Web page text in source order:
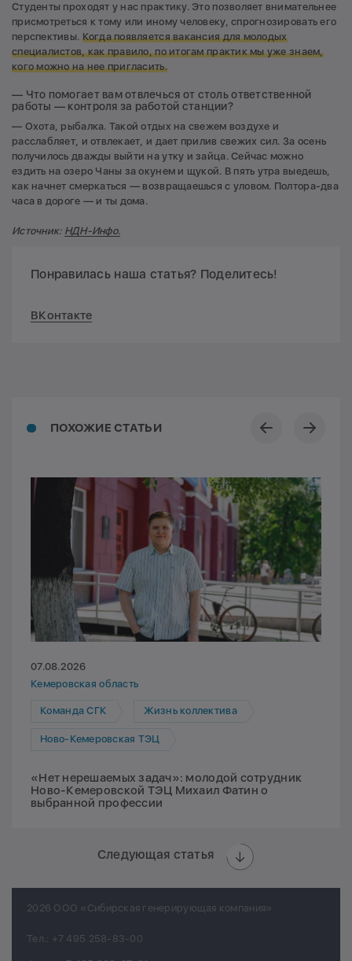
Студенты проходят у нас практику. Это позволяет внимательнее
присмотреться к тому или иному человеку, спрогнозировать его
перспективы. Когда появляется вакансия для молодых
специалистов, как правило, по итогам практик мы уже знаем,
кого можно на нее пригласить.
— Что помогает вам отвлечься от столь ответственной
работы — контроля за работой станции?
— Охота, рыбалка. Такой отдых на свежем воздухе и
расслабляет, и отвлекает, и дает прилив свежих сил. За осень
получилось дважды выйти на утку и зайца. Сейчас можно
ездить на озеро Чаны за окунем и щукой. В пять утра выедешь,
как начнет смеркаться — возвращаешься с уловом. Полтора-два
часа в дороге — и ты дома.
Источник: НДН-Инфо.
Понравилась наша статья? Поделитесь!
ВКонтакте
ПОХОЖИЕ СТАТЬИ
07.08.2026
Кемеровская область
Команда СГК Жизнь коллектива
Ново-Кемеровская ТЭЦ
«Нет нерешаемых задач»: молодой сотрудник
Ново-Кемеровской ТЭЦ Михаил Фатин о
выбранной профессии
Следующая статья
2026 ООО «Сибирская генерирующая компания»
Тел.: +7 495 258-83-00